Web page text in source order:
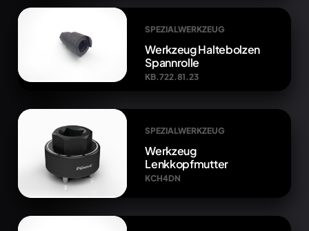
SPEZIALWERKZEUG
Werkzeug Haltebolzen
Spannrolle
KB.722.81.23
SPEZIALWERKZEUG
Werkzeug
Lenkkopfmutter
KCH4DN